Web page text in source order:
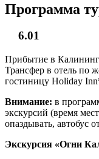
Программа
6.01
Прибытие в
Трансфер в отель по
гостиницу Holiday
Внимание: в
экскурсий (время
опаздывать, автобус
Экскурсия «Огни